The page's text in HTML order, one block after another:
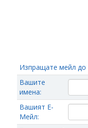
Изпращате мейл до
Вашите
имена:
Вашият Е-
Мейл: